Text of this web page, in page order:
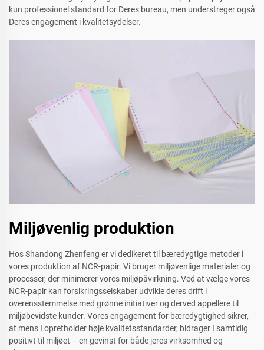
kun professionel standard for Deres bureau, men understreger også
Deres engagement i kvalitetsydelser.
Miljøvenlig produktion
Hos Shandong Zhenfeng er vi dedikeret til bæredygtige metoder i
vores produktion af NCR-papir. Vi bruger miljøvenlige materialer og
processer, der minimerer vores miljøpåvirkning. Ved at vælge vores
NCR-papir kan forsikringsselskaber udvikle deres drift i
overensstemmelse med grønne initiativer og derved appellere til
miljøbevidste kunder. Vores engagement for bæredygtighed sikrer,
at mens I opretholder høje kvalitetsstandarder, bidrager I samtidig
positivt til miljøet – en gevinst for både jeres virksomhed og